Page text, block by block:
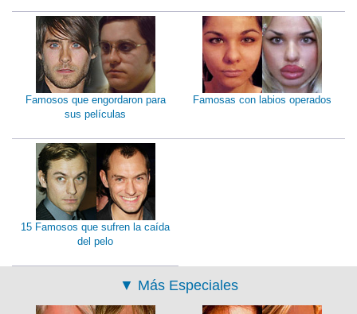
Famosos que engordaron para
sus películas
Famosas con labios operados
15 Famosos que sufren la caída
del pelo
▼ Más Especiales